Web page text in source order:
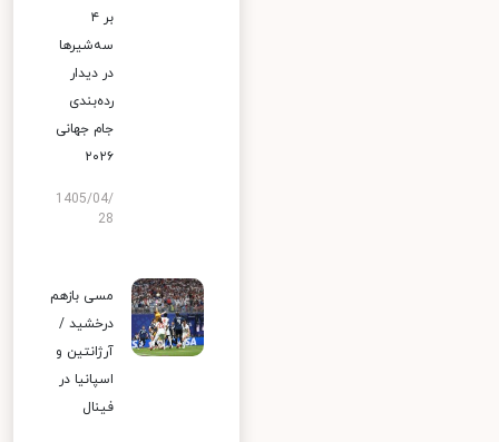
بر ۴
سه‌شیرها
در دیدار
رده‌بندی
جام جهانی
۲۰۲۶
1405/04/
28
مسی بازهم
درخشید /
آرژانتین و
اسپانیا در
فینال